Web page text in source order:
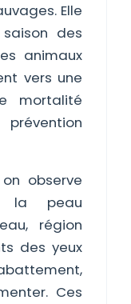
Elle
des
animaux
vers une
mortalité
observe
la peau
région
des yeux
Ces